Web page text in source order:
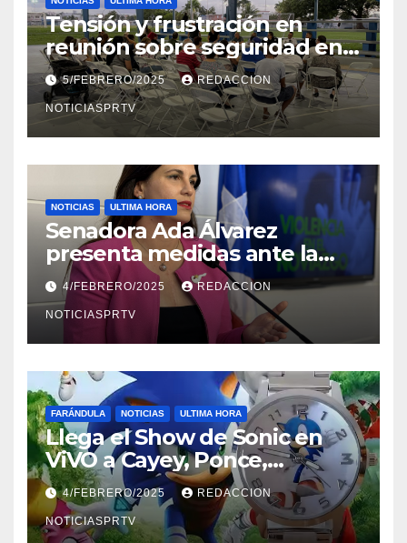
Tensión y frustración en
reunión sobre seguridad en
Reparto Metropolitano
5/FEBRERO/2025 REDACCION
NOTICIASPRTV
NOTICIAS ULTIMA HORA
Senadora Ada Álvarez
presenta medidas ante la
violencia en el noviazgo
4/FEBRERO/2025 REDACCION
NOTICIASPRTV
FARÁNDULA NOTICIAS ULTIMA HORA
Llega el Show de Sonic en
ViVO a Cayey, Ponce,
Barceloneta y Humacao,
Relojes gratis para el que
compre ahora….
4/FEBRERO/2025 REDACCION
NOTICIASPRTV